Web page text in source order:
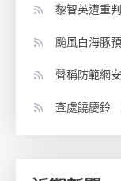
黎智英遭重
颱風白海豚
聲稱防範網
查處饒慶鈴